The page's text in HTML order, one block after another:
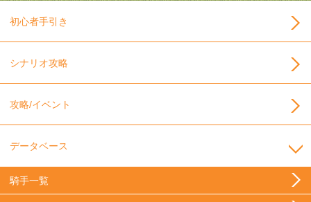
初心者手引き
シナリオ攻略
攻略/イベント
データベース
騎手一覧